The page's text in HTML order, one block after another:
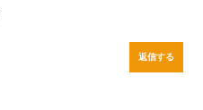
返信する